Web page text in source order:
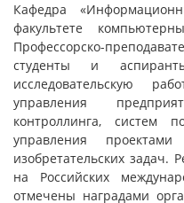
Кафедра
факультете
Профессорско-
студенты и
исследовательскую
управления
контроллинга, систем
управления
изобретательских задач.
на Российских
отмечены наградами